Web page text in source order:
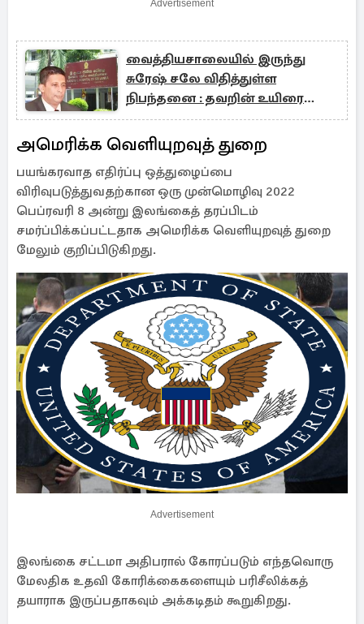
Advertisement
வைத்தியசாலையில் இருந்து
சுரேஷ் சலே விதித்துள்ள
நிபந்தனை : தவறின் உயிரை
விடப்போவதாகவும் அச்சுறுத்தல்
அமெரிக்க வெளியுறவுத் துறை
பயங்கரவாத எதிர்ப்பு ஒத்துழைப்பை
விரிவுபடுத்துவதற்கான ஒரு முன்மொழிவு 2022
பெப்ரவரி 8 அன்று இலங்கைத் தரப்பிடம்
சமர்ப்பிக்கப்பட்டதாக அமெரிக்க வெளியுறவுத் துறை
மேலும் குறிப்பிடுகிறது.
Advertisement
இலங்கை சட்டமா அதிபரால் கோரப்படும் எந்தவொரு
மேலதிக உதவி கோரிக்கைகளையும் பரிசீலிக்கத்
தயாராக இருப்பதாகவும் அக்கடிதம் கூறுகிறது.